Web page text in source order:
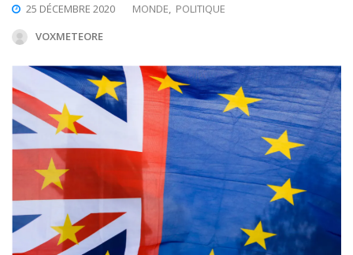
25 DÉCEMBRE 2020 MONDE
POLITIQUE
VOXMETEORE